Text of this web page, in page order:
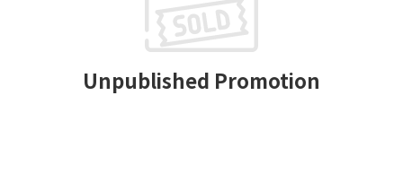
Unpublished Promotion